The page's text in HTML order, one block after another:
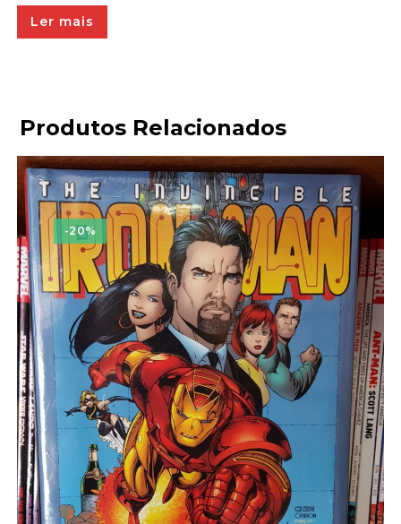
Ler mais
Produtos Relacionados
-20%